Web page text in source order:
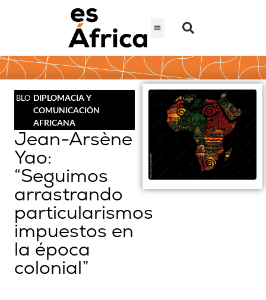
BLOGDIPLOMACIA Y
COMUNICACIÓN
AFRICANA
Jean-Arsène
Yao:
“Seguimos
arrastrando
particularismos
impuestos en
la época
colonial”